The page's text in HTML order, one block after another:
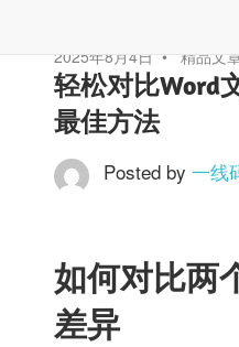
2025年8月4日 精品文
轻松对比Word
最佳方法
Posted by 一线
如何对比两
差异